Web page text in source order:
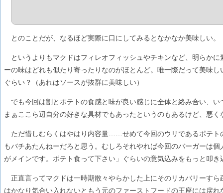
とのことだが、なるほど実際に口にしてみるとなかなか美味しい。
というよりもマクドはフィレオフィッシュやチキンなど、明らか
ーの味はどれも似たり寄ったりなのがほとんど。唯一際だって美味
ぐらい？（あれはソースが抜群に美味しい）
でも今回は割とポテトの食感と味が良い感じに全体と絡み合い、
まぁここら辺自分の好きな具材でもあったというのもあるけど、悪
ただ惜しむらくはやはり内容量……せめて今回のウリであるポテト
もバチあたんねーだろと思う。むしろそれやれば今回のバーガーは
がメインです。ポテト食って下さい」ぐらいの意気込みをもっと叩
正直言ってマクドは一時期散々やらかした上にそのリカバリーす
はかなり気合い入れないともう元のファーストフードの王座には戻